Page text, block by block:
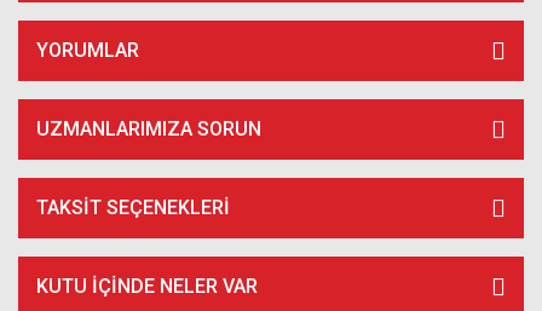
YORUMLAR
UZMANLARIMIZA SORUN
TAKSIT SEÇENEKLERI
KUTU İÇİNDE NELER VAR